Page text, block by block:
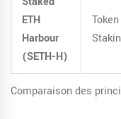
Comparaison des
ETH
Harbour
(SETH-H)